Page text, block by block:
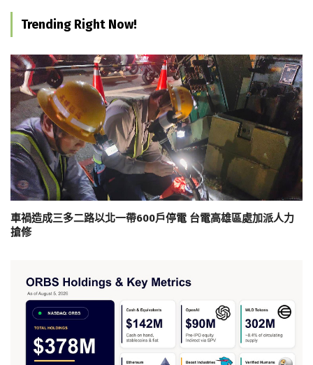
Trending Right Now!
車禍造成三多二路以北一帶600戶停電 台電高雄區處加派人力
搶修